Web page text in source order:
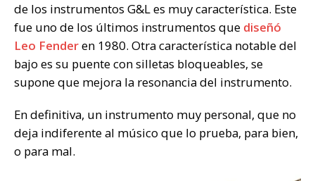
de los instrumentos G&L es muy característica. Este
fue uno de los últimos instrumentos que diseñó
Leo Fenderen 1980. Otra característica notable del
bajo es su puente con silletas bloqueables, se
supone que mejora la resonancia del instrumento.
En definitiva, un instrumento muy personal, que no
deja indiferente al músico que lo prueba, para bien,
o para mal.